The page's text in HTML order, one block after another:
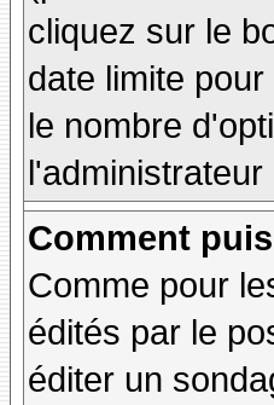
cliquez sur le
date limite
le nombre
l'administrateur
Comment
Comme pour
édités par le
éditer un